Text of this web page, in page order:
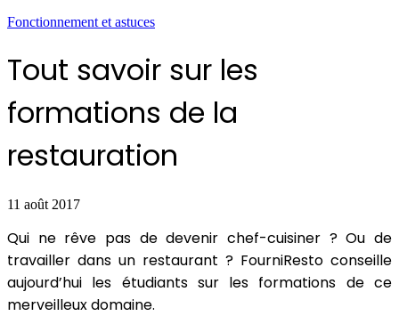
Fonctionnement et astuces
Tout savoir sur les
formations de la
restauration
11 août 2017
Qui ne rêve pas de devenir chef-cuisiner ? Ou de
travailler dans un restaurant ? FourniResto conseille
aujourd’hui les étudiants sur les formations de ce
merveilleux domaine.